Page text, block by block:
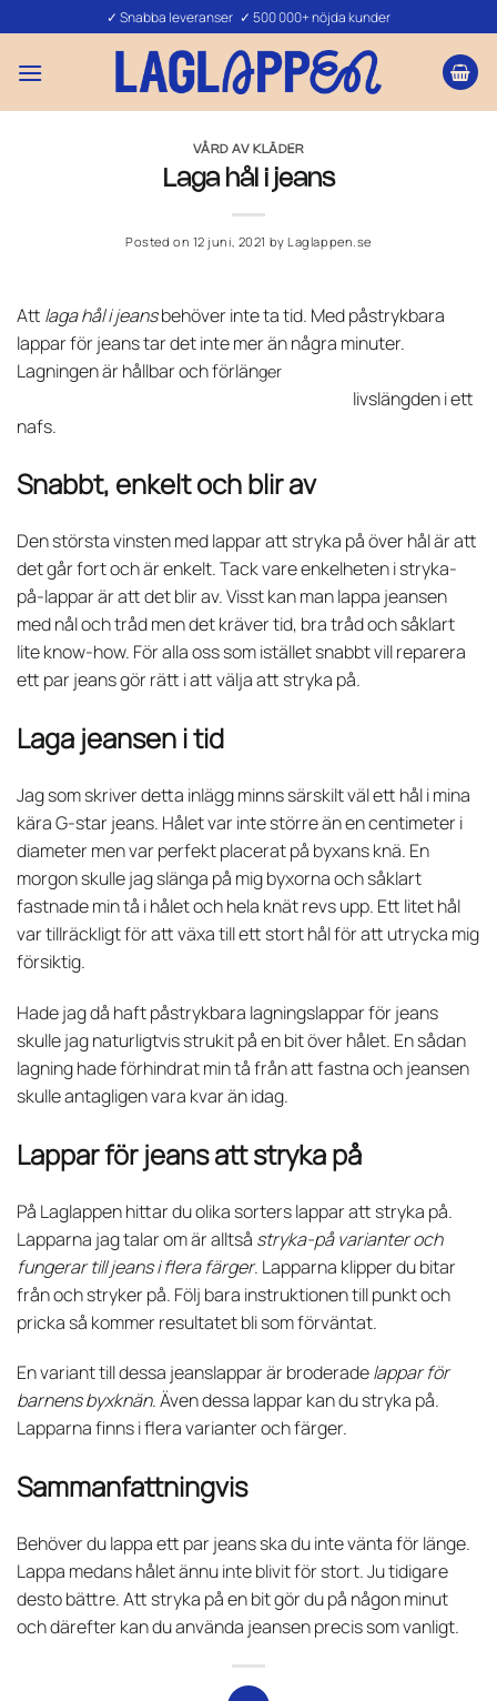
to
content
✓ Snabba leveranser ✓ 500 000+ nöjda kunder
VÅRD AV KLÄDER
Laga hål i jeans
Posted on 12 juni, 2021 byLaglappen.se
Att laga hål i jeansbehöver inte ta tid. Med påstrykbara
lappar för jeans tar det inte mer än några minuter.
Lagningen är hållbar och förlänger
livslängden i ett
nafs.
Snabbt, enkelt och blir av
Den största vinsten med lappar att stryka på över hål är att
det går fort och är enkelt. Tack vare enkelheten i stryka-
på-lappar är att det blir av. Visst kan man lappa jeansen
med nål och tråd men det kräver tid, bra tråd och såklart
lite know-how. För alla oss som istället snabbt vill reparera
ett par jeans gör rätt i att välja att stryka på.
Laga jeansen i tid
Jag som skriver detta inlägg minns särskilt väl ett hål i mina
kära G-star jeans. Hålet var inte större än en centimeter i
diameter men var perfekt placerat på byxans knä. En
morgon skulle jag slänga på mig byxorna och såklart
fastnade min tå i hålet och hela knät revs upp. Ett litet hål
var tillräckligt för att växa till ett stort hål för att utrycka mig
försiktig.
Hade jag då haft påstrykbara lagningslappar för jeans
skulle jag naturligtvis strukit på en bit över hålet. En sådan
lagning hade förhindrat min tå från att fastna och jeansen
skulle antagligen vara kvar än idag.
Lappar för jeans att stryka på
På Laglappen hittar du olika sorters lappar att stryka på.
Lapparna jag talar om är alltså stryka-på varianter och
fungerar till jeans i flera färger. Lapparna klipper du bitar
från och stryker på. Följ bara instruktionen till punkt och
pricka så kommer resultatet bli som förväntat.
En variant till dessa jeanslappar är broderadelappar för
barnens byxknän. Även dessa lappar kan du stryka på.
Lapparna finns i flera varianter och färger.
Sammanfattningvis
Behöver du lappa ett par jeans ska du inte vänta för länge.
Lappa medans hålet ännu inte blivit för stort. Ju tidigare
desto bättre. Att stryka på en bit gör du på någon minut
och därefter kan du använda jeansen precis som vanligt.